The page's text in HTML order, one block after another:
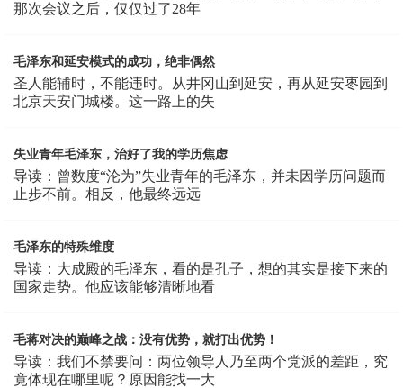
那次会议之后，仅仅过了28年
毛泽东和延安模式的成功，绝非偶然
圣人能辅时，不能违时。从井冈山到延安，再从延安枣园到
北京天安门城楼。这一路上的失
失业青年毛泽东，治好了我的学历焦虑
导读：曾数度“沦为”失业青年的毛泽东，并未因学历问题而
止步不前。相反，他最终远远
毛泽东的特殊维度
导读：大成殿的毛泽东，看的是孔子，想的其实是接下来的
国家走势。他应该能够清晰地看
毛蒋对决的巅峰之战：没有优势，就打出优势！
导读：我们不禁要问：两位领导人乃至两个党派的差距，究
竟体现在哪里呢？原因能找一大